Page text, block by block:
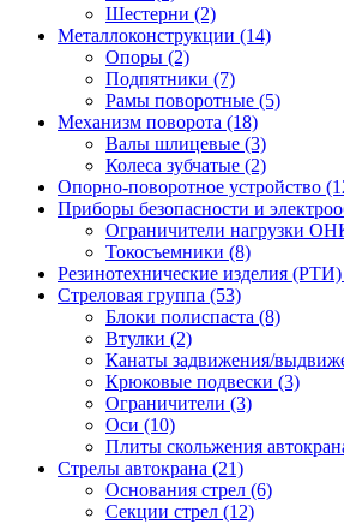
Шестерни (2)
Металлоконструкции (14)
Опоры (2)
Подпятники (7)
Рамы поворотные (5)
Механизм поворота (18)
Валы шлицевые (3)
Колеса зубчатые (2)
Опорно-поворотное устройство
Приборы безопасности и
Ограничители нагрузки
Токосъемники (8)
Резинотехнические изделия
Стреловая группа (53)
Блоки полиспаста (8)
Втулки (2)
Канаты задвижения/
Крюковые подвески (3)
Ограничители (3)
Оси (10)
Плиты скольжения
Стрелы автокрана (21)
Основания стрел (6)
Секции стрел (12)